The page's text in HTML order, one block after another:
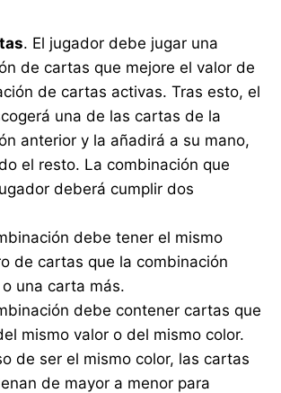
. El jugador debe jugar una
de cartas que mejore el valor de
de cartas activas. Tras esto, el
una de las cartas de la
anterior y la añadirá a su mano,
el resto. La combinación que
deberá cumplir dos
debe tener el mismo
de cartas que la combinación
una carta más.
debe contener cartas que
mismo valor o del mismo color.
de ser el mismo color, las cartas
de mayor a menor para